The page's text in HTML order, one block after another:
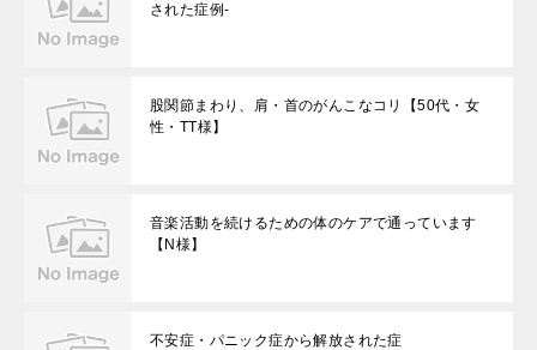
された症例‐
股関節まわり、肩・首のがんこなコリ【50代・女
性・TT様】
音楽活動を続けるための体のケアで通っています
【N様】
不安症・パニック症から解放された症